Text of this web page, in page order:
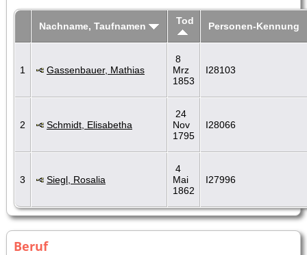
Nachname, Taufnamen Tod Personen-Kennung
1 Gassenbauer, Mathias
8
Mrz
1853
I28103
2 Schmidt, Elisabetha
24
Nov
1795
I28066
3 Siegl, Rosalia
4
Mai
1862
I27996
Beruf